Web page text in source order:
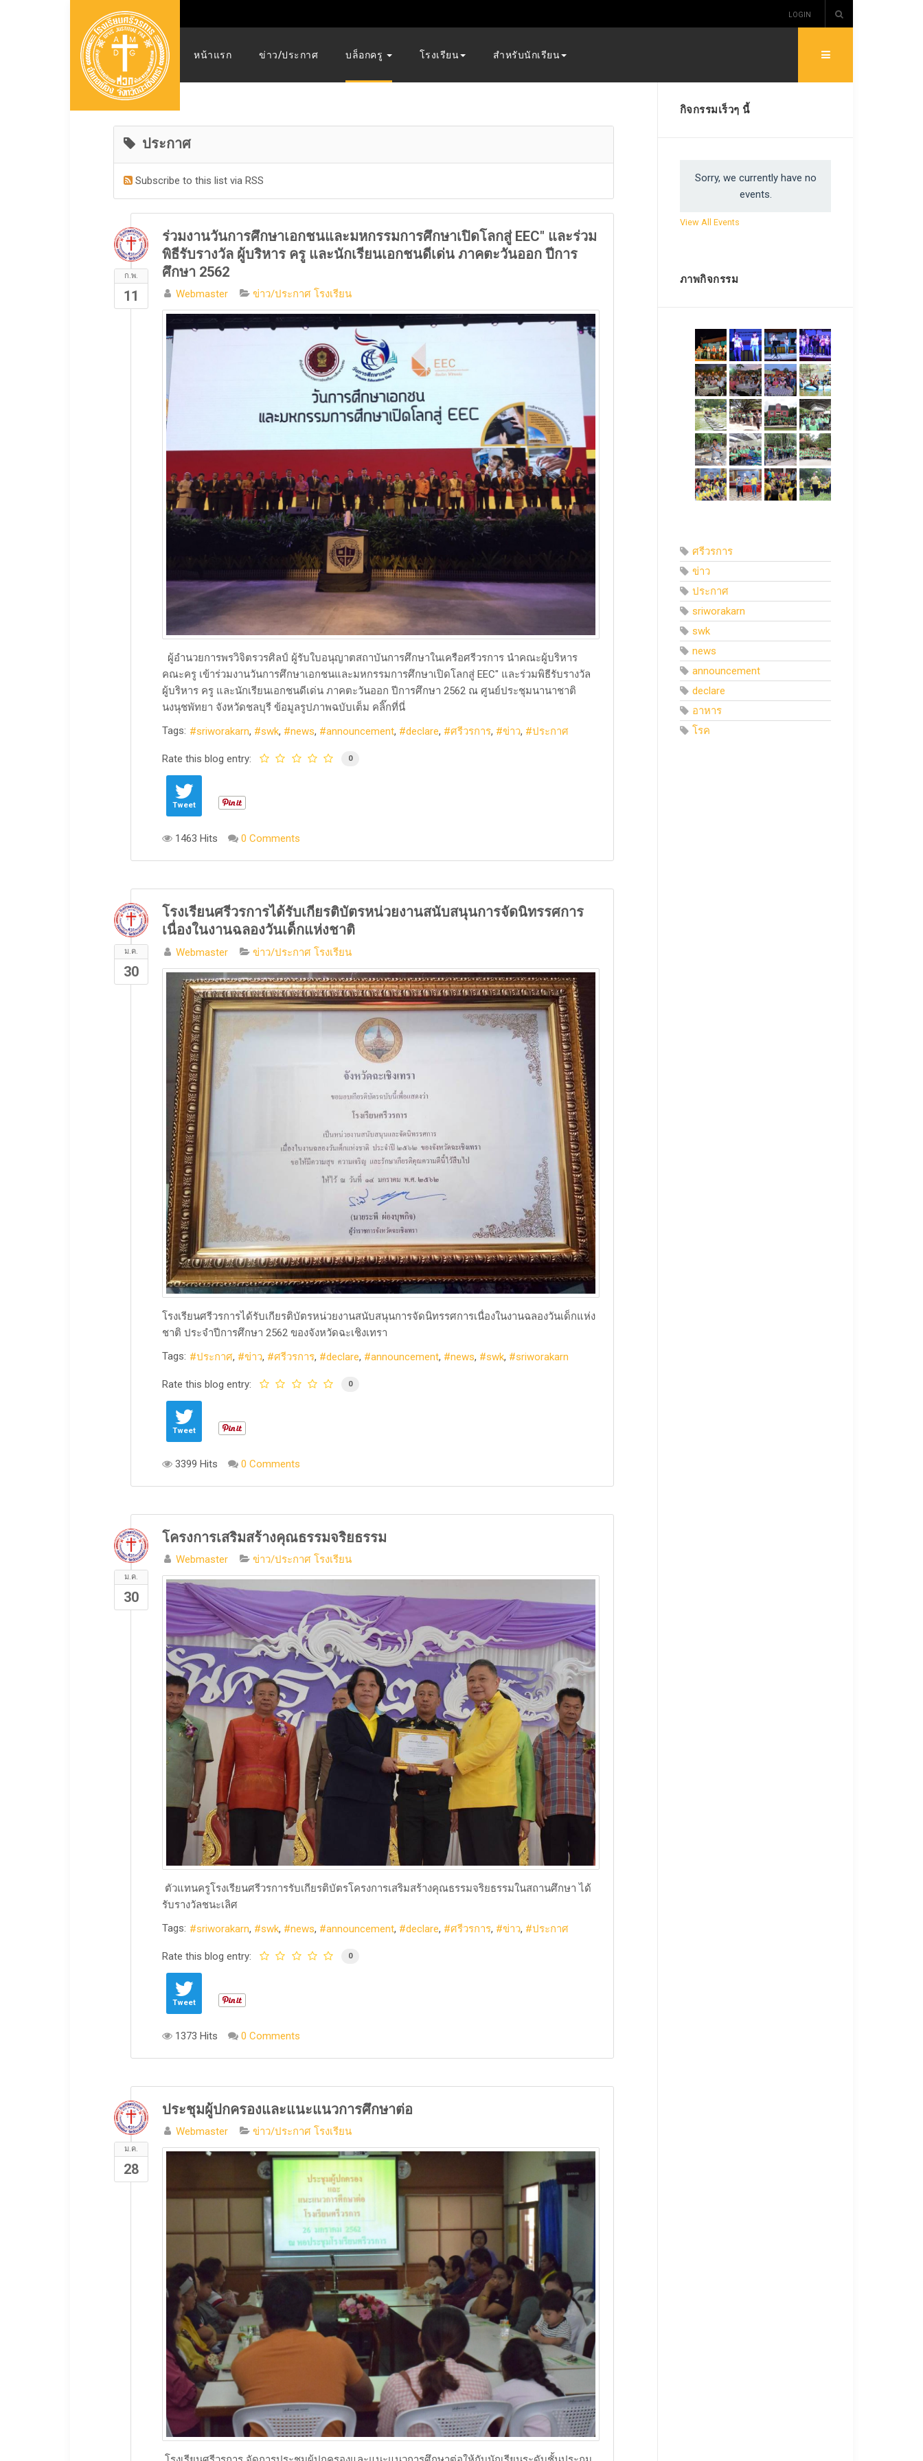
LOGIN
หน้าแรก ข่าว/ประกาศ บล็อกครู โรงเรียน สำหรับนักเรียน
ประกาศ
Subscribe to this list via RSS
ก.พ.
11
ร่วมงานวันการศึกษาเอกชนและมหกรรมการศึกษาเปิดโลกสู่ EEC" และร่วม
พิธีรับรางวัล ผู้บริหาร ครู และนักเรียนเอกชนดีเด่น ภาคตะวันออก ปีการ
ศึกษา 2562
Webmaster ข่าว/ประกาศ โรงเรียน
ผู้อำนวยการพรวิจิตรวรศิลป์ ผู้รับใบอนุญาตสถาบันการศึกษาในเครือศรีวรการ นำคณะผู้บริหาร
คณะครู เข้าร่วมงานวันการศึกษาเอกชนและมหกรรมการศึกษาเปิดโลกสู่ EEC" และร่วมพิธีรับรางวัล
ผู้บริหาร ครู และนักเรียนเอกชนดีเด่น ภาคตะวันออก ปีการศึกษา 2562 ณ ศูนย์ประชุมนานาชาติ
นงนุชพัทยา จังหวัดชลบุรี ข้อมูลรูปภาพฉบับเต็ม​ คลิ๊กที่นี่
Tags:
sriworakarn swk news announcement declare ศรีวรการ ข่าว ประกาศ
Rate this blog entry: 0
Tweet
1463 Hits 0 Comments
ม.ค.
30
โรงเรียนศรีวรการได้รับเกียรติบัตรหน่วยงานสนับสนุนการจัดนิทรรศการ
เนื่องในงานฉลองวันเด็กแห่งชาติ
Webmaster ข่าว/ประกาศ โรงเรียน
โรงเรียนศรีวรการได้รับเกียรติบัตรหน่วยงานสนับสนุนการจัดนิทรรศการเนื่องในงานฉลองวันเด็กแห่ง
ชาติ ประจำปีการศึกษา 2562 ของจังหวัดฉะเชิงเทรา
Tags:
ประกาศ ข่าว ศรีวรการ declare announcement news swk sriworakarn
Rate this blog entry: 0
Tweet
3399 Hits 0 Comments
ม.ค.
30
โครงการเสริมสร้างคุณธรรมจริยธรรม
Webmaster ข่าว/ประกาศ โรงเรียน
ตัวแทนครูโรงเรียนศรีวรการรับเกียรติบัตรโครงการเสริมสร้างคุณธรรมจริยธรรมในสถานศึกษา ได้
รับรางวัลชนะเลิศ
Tags:
sriworakarn swk news announcement declare ศรีวรการ ข่าว ประกาศ
Rate this blog entry: 0
Tweet
1373 Hits 0 Comments
ม.ค.
28
ประชุมผู้ปกครองและแนะแนวการศึกษาต่อ
Webmaster ข่าว/ประกาศ โรงเรียน
กิจกรรมเร็วๆ นี้
Sorry, we currently have no
events.
View All Events
ภาพกิจกรรม
ศรีวรการ
ข่าว
ประกาศ
sriworakarn
swk
news
announcement
declare
อาหาร
โรค